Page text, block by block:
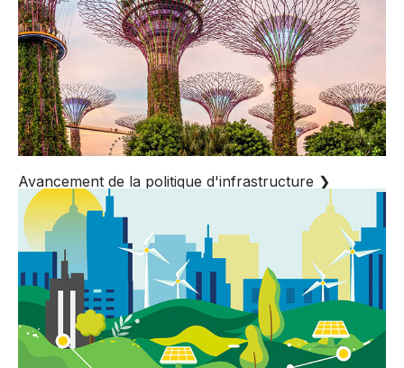
Avancement de la politique d'infrastructure ❯